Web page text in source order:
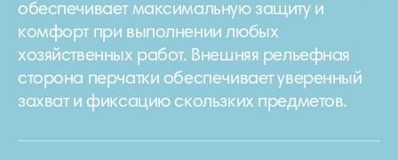
обеспечивает максимальную защиту и
комфорт при выполнении любых
хозяйственных работ. Внешняя рельефная
сторона перчатки обеспечивает уверенный
захват и фиксацию скользких предметов.